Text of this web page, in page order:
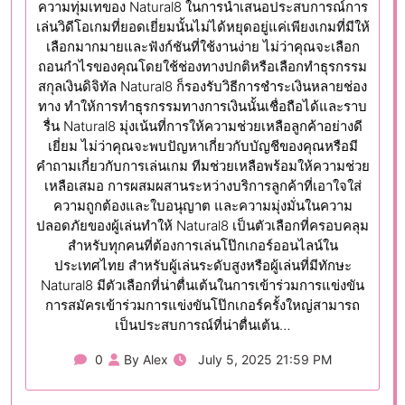
ความทุ่มเทของ Natural8 ในการนำเสนอประสบการณ์การ
เล่นวิดีโอเกมที่ยอดเยี่ยมนั้นไม่ได้หยุดอยู่แค่เพียงเกมที่มีให้
เลือกมากมายและฟังก์ชันที่ใช้งานง่าย ไม่ว่าคุณจะเลือก
ถอนกำไรของคุณโดยใช้ช่องทางปกติหรือเลือกทำธุรกรรม
สกุลเงินดิจิทัล Natural8 ก็รองรับวิธีการชำระเงินหลายช่อง
ทาง ทำให้การทำธุรกรรมทางการเงินนั้นเชื่อถือได้และราบ
รื่น Natural8 มุ่งเน้นที่การให้ความช่วยเหลือลูกค้าอย่างดี
เยี่ยม ไม่ว่าคุณจะพบปัญหาเกี่ยวกับบัญชีของคุณหรือมี
คำถามเกี่ยวกับการเล่นเกม ทีมช่วยเหลือพร้อมให้ความช่วย
เหลือเสมอ การผสมผสานระหว่างบริการลูกค้าที่เอาใจใส่
ความถูกต้องและใบอนุญาต และความมุ่งมั่นในความ
ปลอดภัยของผู้เล่นทำให้ Natural8 เป็นตัวเลือกที่ครอบคลุม
สำหรับทุกคนที่ต้องการเล่นโป๊กเกอร์ออนไลน์ใน
ประเทศไทย สำหรับผู้เล่นระดับสูงหรือผู้เล่นที่มีทักษะ
Natural8 มีตัวเลือกที่น่าตื่นเต้นในการเข้าร่วมการแข่งขัน
การสมัครเข้าร่วมการแข่งขันโป๊กเกอร์ครั้งใหญ่สามารถ
เป็นประสบการณ์ที่น่าตื่นเต้น…
0 By Alex July 5, 2025 21:59 PM